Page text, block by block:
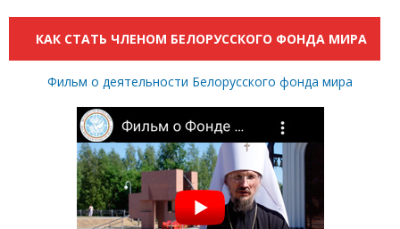
КАК СТАТЬ ЧЛЕНОМ БЕЛОРУССКОГО ФОНДА МИРА
Фильм о деятельности Белорусского фонда мира